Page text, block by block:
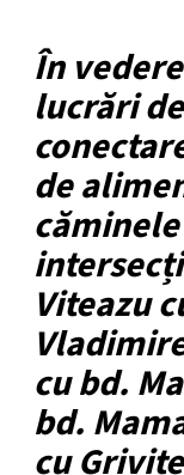
În
lucrări
de
Viteazu
cu bd.
bd.
cu